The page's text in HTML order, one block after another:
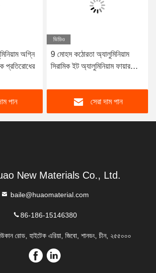
অগ্নি
প্রতিরোধের
পান
ভিডিও
9 মোহস কঠোরতা অ্যালুমিনিয়াম
সিরামিক ইট অ্যালুমিনিয়াম ফায়ারব্রিক
সেরা দাম পান
New Materials Co., Ltd.
baile@huaomaterial.com
86-186-15146380
রোড, হাইটেক এরিয়া, জিবো, শানডং, চীন, ২৫৫০০০